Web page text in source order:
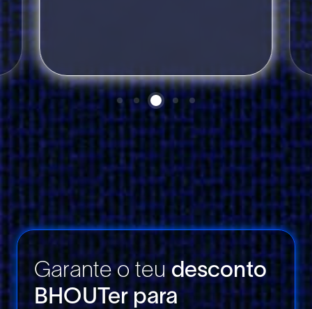
Garante o teudesconto
BHOUTer para